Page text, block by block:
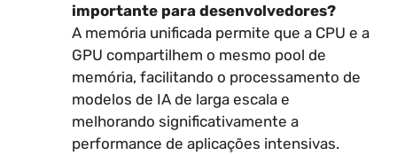
importante para desenvolvedores?
A memória unificada permite que a CPU e a
GPU compartilhem o mesmo pool de
memória, facilitando o processamento de
modelos de IA de larga escala e
melhorando significativamente a
performance de aplicações intensivas.